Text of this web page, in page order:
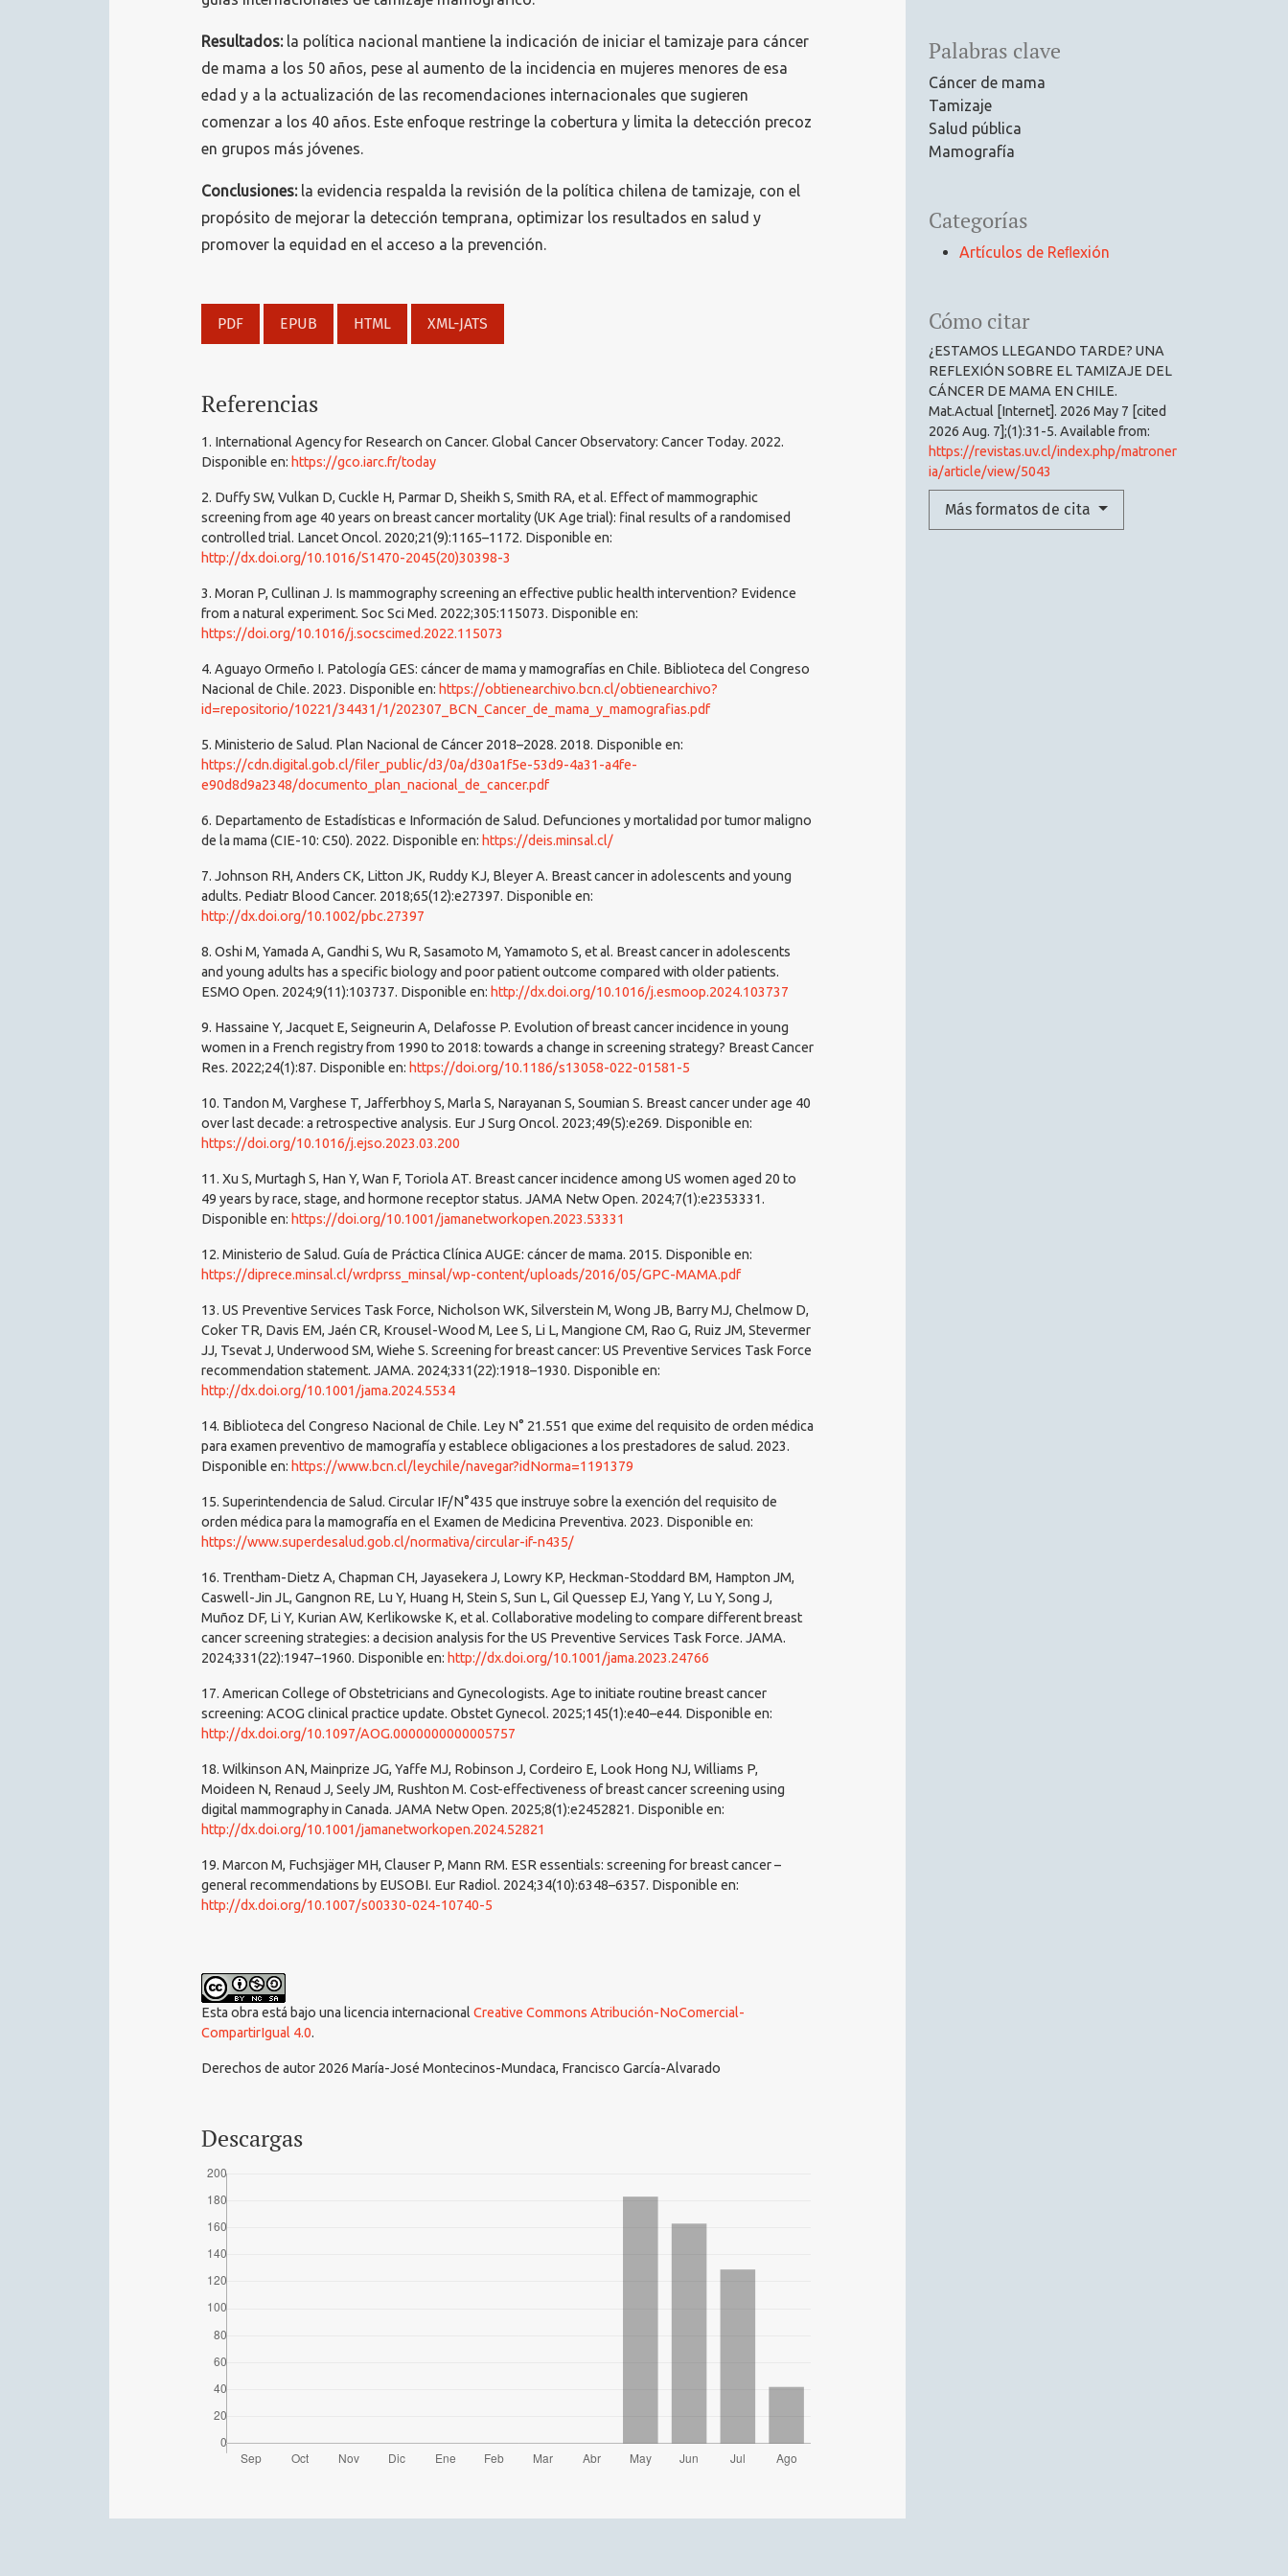
Palabras clave
Cáncer de mama
Tamizaje
Salud pública
Mamografía
Categorías
Artículos de Reﬂexión
Cómo citar
¿ESTAMOS LLEGANDO TARDE? UNA
REFLEXIÓN SOBRE EL TAMIZAJE DEL
CÁNCER DE MAMA EN CHILE.
Mat.Actual [Internet]. 2026 May 7 [cited
2026 Aug. 7];(1):31-5. Available from:
https://revistas.uv.cl/index.php/matroner
ia/article/view/5043
Más formatos de cita
Resultados:la política nacional mantiene la indicación de iniciar el tamizaje para cáncer
de mama a los 50 años, pese al aumento de la incidencia en mujeres menores de esa
edad y a la actualización de las recomendaciones internacionales que sugieren
comenzar a los 40 años. Este enfoque restringe la cobertura y limita la detección precoz
en grupos más jóvenes.
Conclusiones:la evidencia respalda la revisión de la política chilena de tamizaje, con el
propósito de mejorar la detección temprana, optimizar los resultados en salud y
promover la equidad en el acceso a la prevención.
PDF EPUB HTML XML-JATS
Referencias
1. International Agency for Research on Cancer. Global Cancer Observatory: Cancer Today. 2022.
Disponible en: https://gco.iarc.fr/today
2. Duffy SW, Vulkan D, Cuckle H, Parmar D, Sheikh S, Smith RA, et al. Effect of mammographic
screening from age 40 years on breast cancer mortality (UK Age trial): final results of a randomised
controlled trial. Lancet Oncol. 2020;21(9):1165–1172. Disponible en:
http://dx.doi.org/10.1016/S1470-2045(20)30398-3
3. Moran P, Cullinan J. Is mammography screening an effective public health intervention? Evidence
from a natural experiment. Soc Sci Med. 2022;305:115073. Disponible en:
https://doi.org/10.1016/j.socscimed.2022.115073
4. Aguayo Ormeño I. Patología GES: cáncer de mama y mamografías en Chile. Biblioteca del Congreso
Nacional de Chile. 2023. Disponible en: https://obtienearchivo.bcn.cl/obtienearchivo?
id=repositorio/10221/34431/1/202307_BCN_Cancer_de_mama_y_mamografias.pdf
5. Ministerio de Salud. Plan Nacional de Cáncer 2018–2028. 2018. Disponible en:
https://cdn.digital.gob.cl/filer_public/d3/0a/d30a1f5e-53d9-4a31-a4fe-
e90d8d9a2348/documento_plan_nacional_de_cancer.pdf
6. Departamento de Estadísticas e Información de Salud. Defunciones y mortalidad por tumor maligno
de la mama (CIE-10: C50). 2022. Disponible en: https://deis.minsal.cl/
7. Johnson RH, Anders CK, Litton JK, Ruddy KJ, Bleyer A. Breast cancer in adolescents and young
adults. Pediatr Blood Cancer. 2018;65(12):e27397. Disponible en:
http://dx.doi.org/10.1002/pbc.27397
8. Oshi M, Yamada A, Gandhi S, Wu R, Sasamoto M, Yamamoto S, et al. Breast cancer in adolescents
and young adults has a specific biology and poor patient outcome compared with older patients.
ESMO Open. 2024;9(11):103737. Disponible en: http://dx.doi.org/10.1016/j.esmoop.2024.103737
9. Hassaine Y, Jacquet E, Seigneurin A, Delafosse P. Evolution of breast cancer incidence in young
women in a French registry from 1990 to 2018: towards a change in screening strategy? Breast Cancer
Res. 2022;24(1):87. Disponible en: https://doi.org/10.1186/s13058-022-01581-5
10. Tandon M, Varghese T, Jafferbhoy S, Marla S, Narayanan S, Soumian S. Breast cancer under age 40
over last decade: a retrospective analysis. Eur J Surg Oncol. 2023;49(5):e269. Disponible en:
https://doi.org/10.1016/j.ejso.2023.03.200
11. Xu S, Murtagh S, Han Y, Wan F, Toriola AT. Breast cancer incidence among US women aged 20 to
49 years by race, stage, and hormone receptor status. JAMA Netw Open. 2024;7(1):e2353331.
Disponible en: https://doi.org/10.1001/jamanetworkopen.2023.53331
12. Ministerio de Salud. Guía de Práctica Clínica AUGE: cáncer de mama. 2015. Disponible en:
https://diprece.minsal.cl/wrdprss_minsal/wp-content/uploads/2016/05/GPC-MAMA.pdf
13. US Preventive Services Task Force, Nicholson WK, Silverstein M, Wong JB, Barry MJ, Chelmow D,
Coker TR, Davis EM, Jaén CR, Krousel-Wood M, Lee S, Li L, Mangione CM, Rao G, Ruiz JM, Stevermer
JJ, Tsevat J, Underwood SM, Wiehe S. Screening for breast cancer: US Preventive Services Task Force
recommendation statement. JAMA. 2024;331(22):1918–1930. Disponible en:
http://dx.doi.org/10.1001/jama.2024.5534
14. Biblioteca del Congreso Nacional de Chile. Ley N° 21.551 que exime del requisito de orden médica
para examen preventivo de mamografía y establece obligaciones a los prestadores de salud. 2023.
Disponible en: https://www.bcn.cl/leychile/navegar?idNorma=1191379
15. Superintendencia de Salud. Circular IF/N°435 que instruye sobre la exención del requisito de
orden médica para la mamografía en el Examen de Medicina Preventiva. 2023. Disponible en:
https://www.superdesalud.gob.cl/normativa/circular-if-n435/
16. Trentham-Dietz A, Chapman CH, Jayasekera J, Lowry KP, Heckman-Stoddard BM, Hampton JM,
Caswell-Jin JL, Gangnon RE, Lu Y, Huang H, Stein S, Sun L, Gil Quessep EJ, Yang Y, Lu Y, Song J,
Muñoz DF, Li Y, Kurian AW, Kerlikowske K, et al. Collaborative modeling to compare different breast
cancer screening strategies: a decision analysis for the US Preventive Services Task Force. JAMA.
2024;331(22):1947–1960. Disponible en: http://dx.doi.org/10.1001/jama.2023.24766
17. American College of Obstetricians and Gynecologists. Age to initiate routine breast cancer
screening: ACOG clinical practice update. Obstet Gynecol. 2025;145(1):e40–e44. Disponible en:
http://dx.doi.org/10.1097/AOG.0000000000005757
18. Wilkinson AN, Mainprize JG, Yaffe MJ, Robinson J, Cordeiro E, Look Hong NJ, Williams P,
Moideen N, Renaud J, Seely JM, Rushton M. Cost-effectiveness of breast cancer screening using
digital mammography in Canada. JAMA Netw Open. 2025;8(1):e2452821. Disponible en:
http://dx.doi.org/10.1001/jamanetworkopen.2024.52821
19. Marcon M, Fuchsjäger MH, Clauser P, Mann RM. ESR essentials: screening for breast cancer –
general recommendations by EUSOBI. Eur Radiol. 2024;34(10):6348–6357. Disponible en:
http://dx.doi.org/10.1007/s00330-024-10740-5
Esta obra está bajo una licencia internacional Creative Commons Atribución-NoComercial-
CompartirIgual 4.0.
Derechos de autor 2026 María-José Montecinos-Mundaca, Francisco García-Alvarado
Descargas